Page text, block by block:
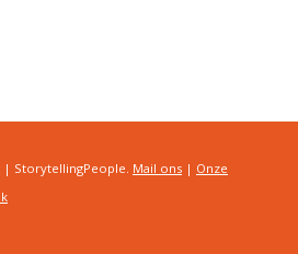
| StorytellingPeople. Mail ons | Onze